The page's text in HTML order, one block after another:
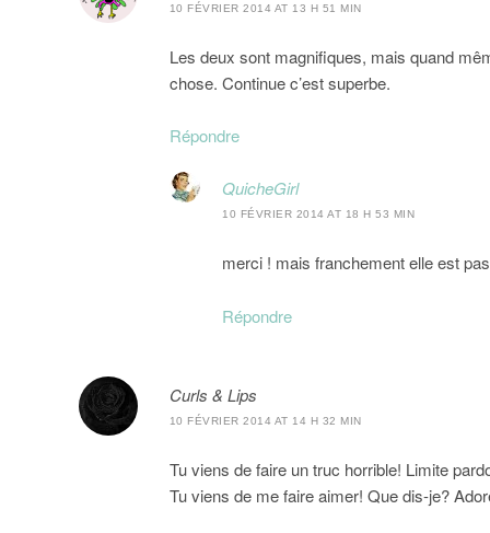
10 FÉVRIER 2014 AT 13 H 51 MIN
Les deux sont magnifiques, mais quand
chose. Continue c’est superbe.
Répondre
QuicheGirl
10 FÉVRIER 2014 AT 18 H 53 MIN
merci ! mais franchement elle est
Répondre
Curls & Lips
10 FÉVRIER 2014 AT 14 H 32 MIN
Tu viens de faire un truc horrible! Limite
Tu viens de me faire aimer! Que dis-je?